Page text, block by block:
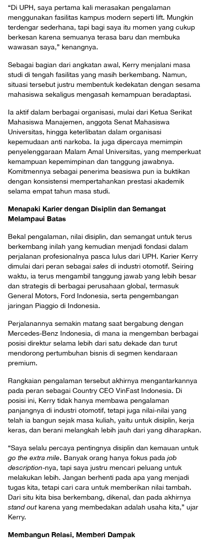
“Di UPH, saya pertama kali merasakan pengalaman
menggunakan fasilitas kampus modern seperti lift. Mungkin
terdengar sederhana, tapi bagi saya itu momen yang cukup
berkesan karena semuanya terasa baru dan membuka
wawasan saya,” kenangnya.
Sebagai bagian dari angkatan awal, Kerry menjalani masa
studi di tengah fasilitas yang masih berkembang. Namun,
situasi tersebut justru membentuk kedekatan dengan sesama
mahasiswa sekaligus mengasah kemampuan beradaptasi.
Ia aktif dalam berbagai organisasi, mulai dari Ketua Serikat
Mahasiswa Manajemen, anggota Senat Mahasiswa
Universitas, hingga keterlibatan dalam organisasi
kepemudaan anti narkoba. Ia juga dipercaya memimpin
penyelenggaraan Malam Amal Universitas, yang memperkuat
kemampuan kepemimpinan dan tanggung jawabnya.
Komitmennya sebagai penerima beasiswa pun ia buktikan
dengan konsistensi mempertahankan prestasi akademik
selama empat tahun masa studi.
Menapaki Karier dengan Disiplin dan Semangat
Melampaui Batas
Bekal pengalaman, nilai disiplin, dan semangat untuk terus
berkembang inilah yang kemudian menjadi fondasi dalam
perjalanan profesionalnya pasca lulus dari UPH. Karier Kerry
dimulai dari peran sebagai sales di industri otomotif. Seiring
waktu, ia terus mengambil tanggung jawab yang lebih besar
dan strategis di berbagai perusahaan global, termasuk
General Motors, Ford Indonesia, serta pengembangan
jaringan Piaggio di Indonesia.
Perjalanannya semakin matang saat bergabung dengan
Mercedes-Benz Indonesia, di mana ia mengemban berbagai
posisi direktur selama lebih dari satu dekade dan turut
mendorong pertumbuhan bisnis di segmen kendaraan
premium.
Rangkaian pengalaman tersebut akhirnya mengantarkannya
pada peran sebagai Country CEO VinFast Indonesia. Di
posisi ini, Kerry tidak hanya membawa pengalaman
panjangnya di industri otomotif, tetapi juga nilai-nilai yang
telah ia bangun sejak masa kuliah, yaitu untuk disiplin, kerja
keras, dan berani melangkah lebih jauh dari yang diharapkan.
“Saya selalu percaya pentingnya disiplin dan kemauan untuk
go the extra mile. Banyak orang hanya fokus pada job
description-nya, tapi saya justru mencari peluang untuk
melakukan lebih. Jangan berhenti pada apa yang menjadi
tugas kita, tetapi cari cara untuk memberikan nilai tambah.
Dari situ kita bisa berkembang, dikenal, dan pada akhirnya
stand outkarena yang membedakan adalah usaha kita,” ujar
Kerry.
Membangun Relasi, Memberi Dampak